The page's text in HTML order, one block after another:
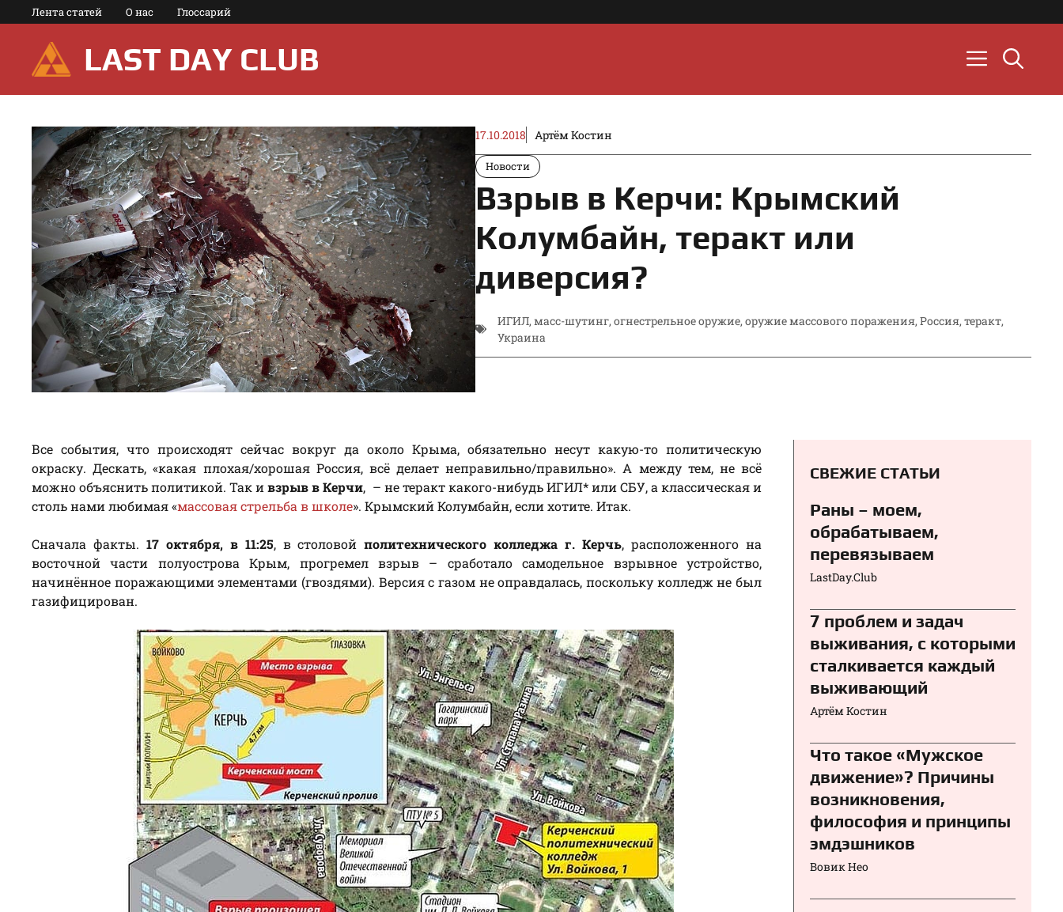
Перейти
к
содержимому
Лента статей О нас Глоссарий
LAST DAY CLUB
17.10.2018 Артём Костин
Новости
Взрыв в Керчи: Крымский
Колумбайн, теракт или
диверсия?
ИГИЛ, масс-шутинг, огнестрельное оружие, оружие массового поражения, Россия, теракт,
Украина
Все события, что происходят сейчас вокруг да около Крыма, обязательно несут какую-то политическую
окраску. Дескать, «какая плохая/хорошая Россия, всё делает неправильно/правильно». А между тем, не всё
можно объяснить политикой. Так ивзрыв в Керчи, – не теракт какого-нибудь ИГИЛ* или СБУ, а классическая и
столь нами любимая «массовая стрельба в школе». Крымский Колумбайн, если хотите. Итак.
Сначала факты. 17 октября, в 11:25, в столовойполитехнического колледжа г. Керчь, расположенного на
восточной части полуострова Крым, прогремел взрыв – сработало самодельное взрывное устройство,
начинённое поражающими элементами (гвоздями). Версия с газом не оправдалась, поскольку колледж не был
газифицирован.
СВЕЖИЕ СТАТЬИ
Раны – моем,
обрабатываем,
перевязываем⁠⁠
LastDay.Club
7 проблем и задач
выживания, с которыми
сталкивается каждый
выживающий
Артём Костин
Что такое «Мужское
движение»? Причины
возникновения,
философия и принципы
эмдэшников
Вовик Нео